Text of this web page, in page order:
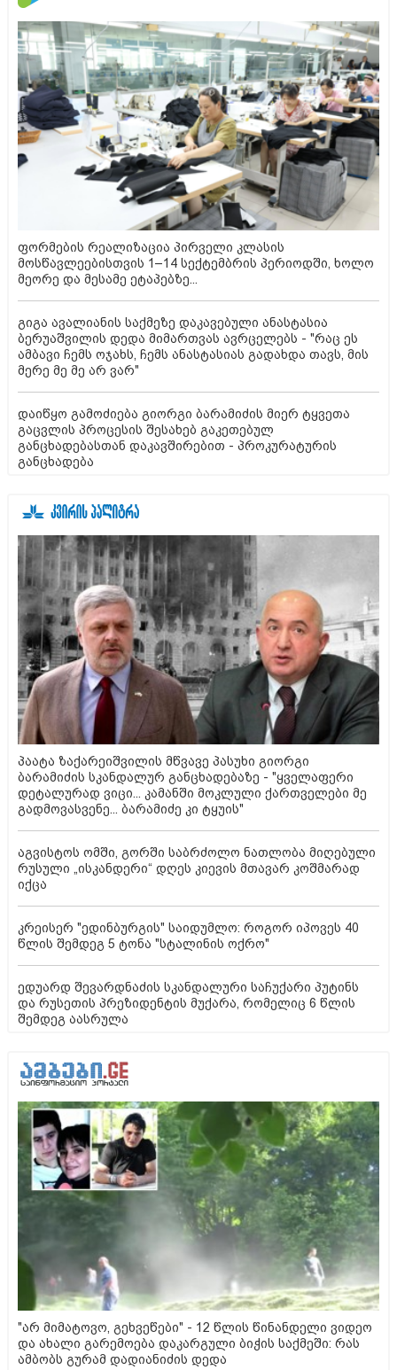
ფორმების რეალიზაცია პირველი კლასის
მოსწავლეებისთვის 1–14 სექტემბრის პერიოდში, ხოლო
მეორე და მესამე ეტაპებზე...
გიგა ავალიანის საქმეზე დაკავებული ანასტასია
ბერუაშვილის დედა მიმართვას ავრცელებს - "რაც ეს
ამბავი ჩემს ოჯახს, ჩემს ანასტასიას გადახდა თავს, მის
მერე მე მე არ ვარ"
დაიწყო გამოძიება გიორგი ბარამიძის მიერ ტყვეთა
გაცვლის პროცესის შესახებ გაკეთებულ
განცხადებასთან დაკავშირებით - პროკურატურის
განცხადება
პაატა ზაქარეიშვილის მწვავე პასუხი გიორგი
ბარამიძის სკანდალურ განცხადებაზე - "ყველაფერი
დეტალურად ვიცი... კამანში მოკლული ქართველები მე
გადმოვასვენე... ბარამიძე კი ტყუის"
აგვისტოს ომში, გორში საბრძოლო ნათლობა მიღებული
რუსული „ისკანდერი“ დღეს კიევის მთავარ კოშმარად
იქცა
კრეისერ "ედინბურგის" საიდუმლო: როგორ იპოვეს 40
წლის შემდეგ 5 ტონა "სტალინის ოქრო"
ედუარდ შევარდნაძის სკანდალური საჩუქარი პუტინს
და რუსეთის პრეზიდენტის მუქარა, რომელიც 6 წლის
შემდეგ აასრულა
"არ მიმატოვო, გეხვეწები" - 12 წლის წინანდელი ვიდეო
და ახალი გარემოება დაკარგული ბიჭის საქმეში: რას
ამბობს გურამ დადიანიძის დედა